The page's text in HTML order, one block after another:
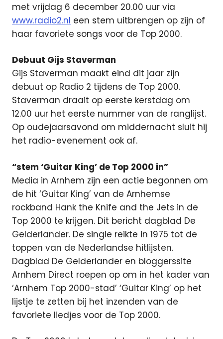
met vrijdag 6 december 20.00 uur via
www.radio2.nl een stem uitbrengen op zijn of
haar favoriete songs voor de Top 2000.
Debuut Gijs Staverman
Gijs Staverman maakt eind dit jaar zijn
debuut op Radio 2 tijdens de Top 2000.
Staverman draait op eerste kerstdag om
12.00 uur het eerste nummer van de ranglijst.
Op oudejaarsavond om middernacht sluit hij
het radio-evenement ook af.
“stem ‘Guitar King’ de Top 2000 in”
Media in Arnhem zijn een actie begonnen om
de hit ‘Guitar King’ van de Arnhemse
rockband Hank the Knife and the Jets in de
Top 2000 te krijgen. Dit bericht dagblad De
Gelderlander. De single reikte in 1975 tot de
toppen van de Nederlandse hitlijsten.
Dagblad De Gelderlander en bloggerssite
Arnhem Direct roepen op om in het kader van
‘Arnhem Top 2000-stad’ ‘Guitar King’ op het
lijstje te zetten bij het inzenden van de
favoriete liedjes voor de Top 2000.